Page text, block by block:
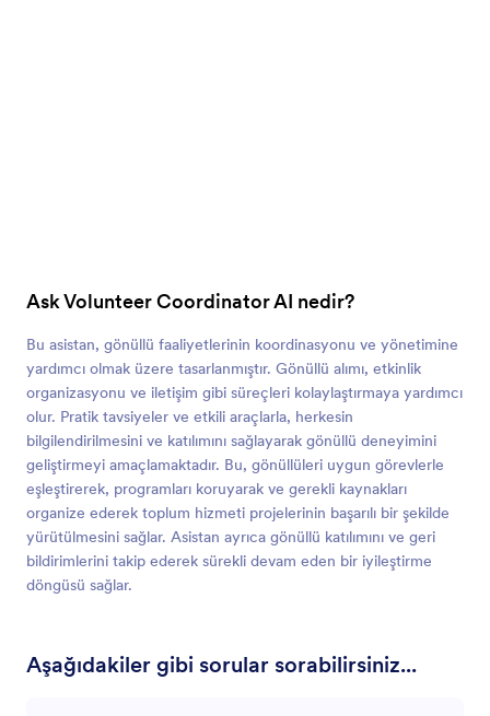
Ask Volunteer Coordinator AI nedir?
Bu asistan, gönüllü faaliyetlerinin koordinasyonu ve yönetimine
yardımcı olmak üzere tasarlanmıştır. Gönüllü alımı, etkinlik
organizasyonu ve iletişim gibi süreçleri kolaylaştırmaya yardımcı
olur. Pratik tavsiyeler ve etkili araçlarla, herkesin
bilgilendirilmesini ve katılımını sağlayarak gönüllü deneyimini
geliştirmeyi amaçlamaktadır. Bu, gönüllüleri uygun görevlerle
eşleştirerek, programları koruyarak ve gerekli kaynakları
organize ederek toplum hizmeti projelerinin başarılı bir şekilde
yürütülmesini sağlar. Asistan ayrıca gönüllü katılımını ve geri
bildirimlerini takip ederek sürekli devam eden bir iyileştirme
döngüsü sağlar.
Aşağıdakiler gibi sorular sorabilirsiniz...